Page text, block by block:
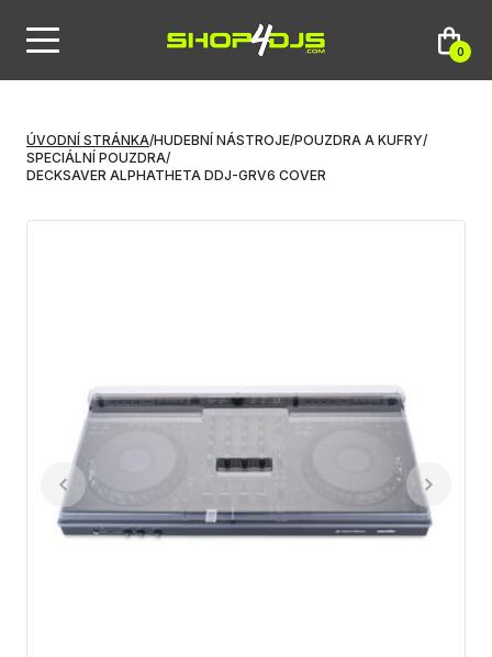
0
ÚVODNÍ STRÁNKA/HUDEBNÍ NÁSTROJE/POUZDRA A KUFRY/
SPECIÁLNÍ POUZDRA/
DECKSAVER ALPHATHETA DDJ-GRV6 COVER